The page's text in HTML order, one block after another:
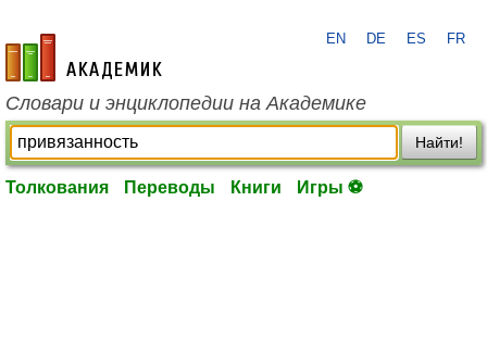
academic.ru
EN DE ES FR
Словари и энциклопедии на Академике
Найти!
Толкования Переводы Книги Игры ⚽